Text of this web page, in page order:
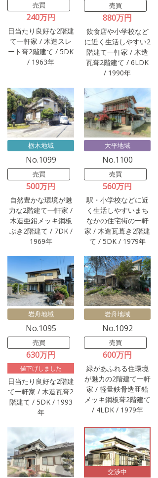
売買
240万円
日当たり良好な2階建
て一軒家 / 木造スレ
ート葺2階建て / 5DK
/ 1963年
売買
880万円
飲食店や小学校など
に近く生活しやすい2
階建て一軒家 / 木造
瓦葺2階建て / 6LDK
/ 1990年
栃木地域
No.1099
売買
500万円
自然豊かな環境が魅
力な2階建て一軒家 /
木造亜鉛メッキ鋼板
ぶき2階建て / 7DK /
1969年
大平地域
No.1100
売買
560万円
駅・小学校などに近
く生活しやすいまち
なかの住宅街の一軒
家 / 木造瓦葺き2階建
て / 5DK / 1979年
岩舟地域
No.1095
売買
630万円
値下げしました
日当たり良好な2階建
て一軒家 / 木造瓦葺2
階建て / 5DK / 1993
年
岩舟地域
No.1092
売買
600万円
緑があふれる住環境
が魅力の2階建て一軒
家 / 軽量鉄骨造亜鉛
メッキ鋼板葺2階建て
/ 4LDK / 1979年
交渉中